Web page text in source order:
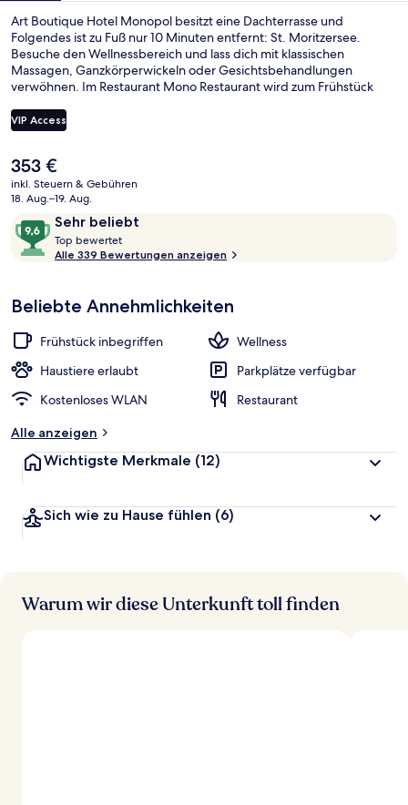
Art Boutique Hotel Monopol besitzt eine Dachterrasse und
Folgendes ist zu Fuß nur 10 Minuten entfernt: St. Moritzersee.
Besuche den Wellnessbereich und lass dich mit klassischen
Massagen, Ganzkörperwickeln oder Gesichtsbehandlungen
verwöhnen. Im Restaurant Mono Restaurant wird zum Frühstück
luxuriösen Stil bietet als weitere Highlights eine Loungebar, einen
Fitnessbereich sowie einen Whirlpool. Andere Reisende lieben das
VIP Access
Der
aktuelle
Preis
353 €.
353 €
inkl. Steuern & Gebühren
18. Aug.–19. Aug.
Bewertungen
Sehr beliebt
9,6
von
10,
beliebt
Top bewertet
o
b
w
e
r
e
Alle 339 Bewertungen anzeigen
Beliebte Annehmlichkeiten
Frühstück inbegriffen
Wellness
Haustiere erlaubt
Parkplätze verfügbar
Kostenloses WLAN
Restaurant
Alle anzeigen
Wichtigste Merkmale (12)
Sich wie zu Hause fühlen (6)
Warum wir diese Unterkunft toll finden